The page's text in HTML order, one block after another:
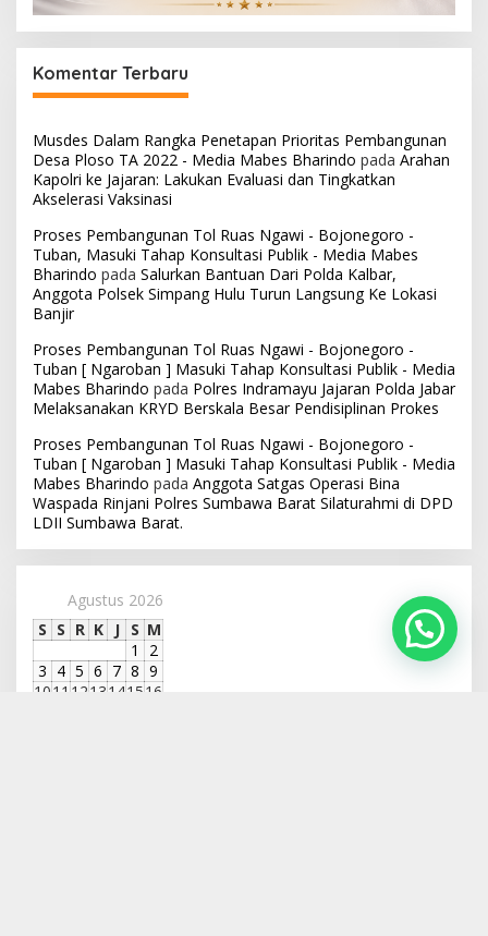
Komentar Terbaru
Musdes Dalam Rangka Penetapan Prioritas Pembangunan
Desa Ploso TA 2022 - Media Mabes Bharindo pada Arahan
Kapolri ke Jajaran: Lakukan Evaluasi dan Tingkatkan
Akselerasi Vaksinasi
Proses Pembangunan Tol Ruas Ngawi - Bojonegoro -
Tuban, Masuki Tahap Konsultasi Publik - Media Mabes
Bharindo pada Salurkan Bantuan Dari Polda Kalbar,
Anggota Polsek Simpang Hulu Turun Langsung Ke Lokasi
Banjir
Proses Pembangunan Tol Ruas Ngawi - Bojonegoro -
Tuban [ Ngaroban ] Masuki Tahap Konsultasi Publik - Media
Mabes Bharindo pada Polres Indramayu Jajaran Polda Jabar
Melaksanakan KRYD Berskala Besar Pendisiplinan Prokes
Proses Pembangunan Tol Ruas Ngawi - Bojonegoro -
Tuban [ Ngaroban ] Masuki Tahap Konsultasi Publik - Media
Mabes Bharindo pada Anggota Satgas Operasi Bina
Waspada Rinjani Polres Sumbawa Barat Silaturahmi di DPD
LDII Sumbawa Barat.
Agustus 2026
S S R K J S M
1
2
3 4 5 6 7 8 9
1011 1213141516